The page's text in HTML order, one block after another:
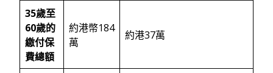
35歲至
60歲的
繳付保
費總額
約港幣184
萬
約港37萬